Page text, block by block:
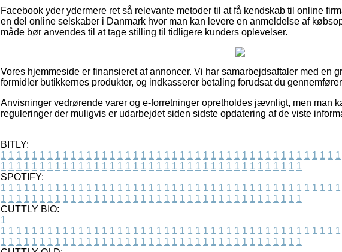
Facebook yder ydermere ret så relevante metoder til at få kendskab til online
en del online selskaber i Danmark hvor man kan levere en anmeldelse af
måde bør anvendes til at tage stilling til tidligere kunders oplevelser.
Vores hjemmeside er finansieret af annoncer. Vi har samarbejdsaftaler med en
formidler butikkernes produkter, og indkasserer betaling forudsat du
Anvisninger vedrørende varer og e-forretninger opretholdes jævnligt, men man
reguleringer der muligvis er udarbejdet siden sidste opdatering af de viste
BITLY:
1 1 1 1 1 1 1 1 1 1 1 1 1 1 1 1 1 1 1 1 1 1 1 1 1 1 1 1 1 1 1 1 1 1 1 1 1 1 1 1 1 1 1 1
1 1 1 1 1 1 1 1 1 1 1 1 1 1 1 1 1 1 1 1 1 1 1 1 1 1 1 1 1 1 1 1 1 1 1 1 1 1 1
SPOTIFY:
1 1 1 1 1 1 1 1 1 1 1 1 1 1 1 1 1 1 1 1 1 1 1 1 1 1 1 1 1 1 1 1 1 1 1 1 1 1 1 1 1 1 1 1
1 1 1 1 1 1 1 1 1 1 1 1 1 1 1 1 1 1 1 1 1 1 1 1 1 1 1 1 1 1 1 1 1 1 1 1 1 1 1
CUTTLY BIO:
1
1 1 1 1 1 1 1 1 1 1 1 1 1 1 1 1 1 1 1 1 1 1 1 1 1 1 1 1 1 1 1 1 1 1 1 1 1 1 1 1 1 1 1 1
1 1 1 1 1 1 1 1 1 1 1 1 1 1 1 1 1 1 1 1 1 1 1 1 1 1 1 1 1 1 1 1 1 1 1 1 1 1 1